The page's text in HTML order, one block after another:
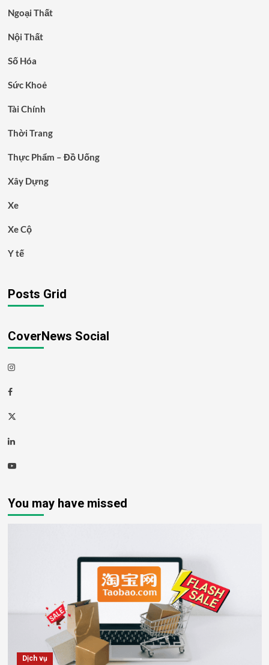
Ngoại Thất
Nội Thất
Số Hóa
Sức Khoẻ
Tài Chính
Thời Trang
Thực Phẩm – Đồ Uống
Xây Dựng
Xe
Xe Cộ
Y tế
Posts Grid
CoverNews Social
Instagram
Facebook
Twitter
Linkedin
Youtube
You may have missed
Dịch vụ